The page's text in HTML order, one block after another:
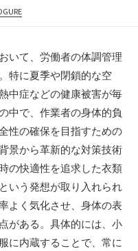
いて、労働者の体調管理
特に夏季や閉鎖的な空
中症などの健康被害が毎
中で、作業者の身体的負
性の確保を目指すための
景から革新的な対策技術
の快適性を追求した衣類
いう発想が取り入れられ
よく気化させ、身体の表
がある。具体的には、小
に内蔵することで、常に